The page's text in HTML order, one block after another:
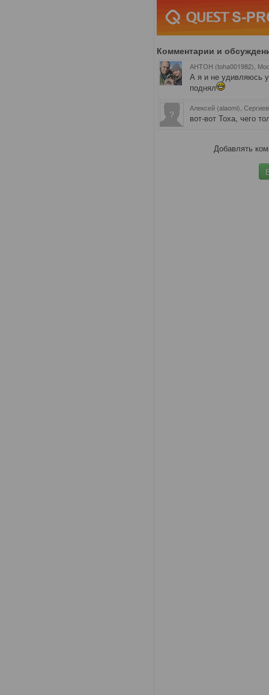
Комментарии и
АНТОН (toha001982),
А я и не удивляюсь
поднял
Алексей (alaomi),
вот-вот Тоха, чего
Добавлять